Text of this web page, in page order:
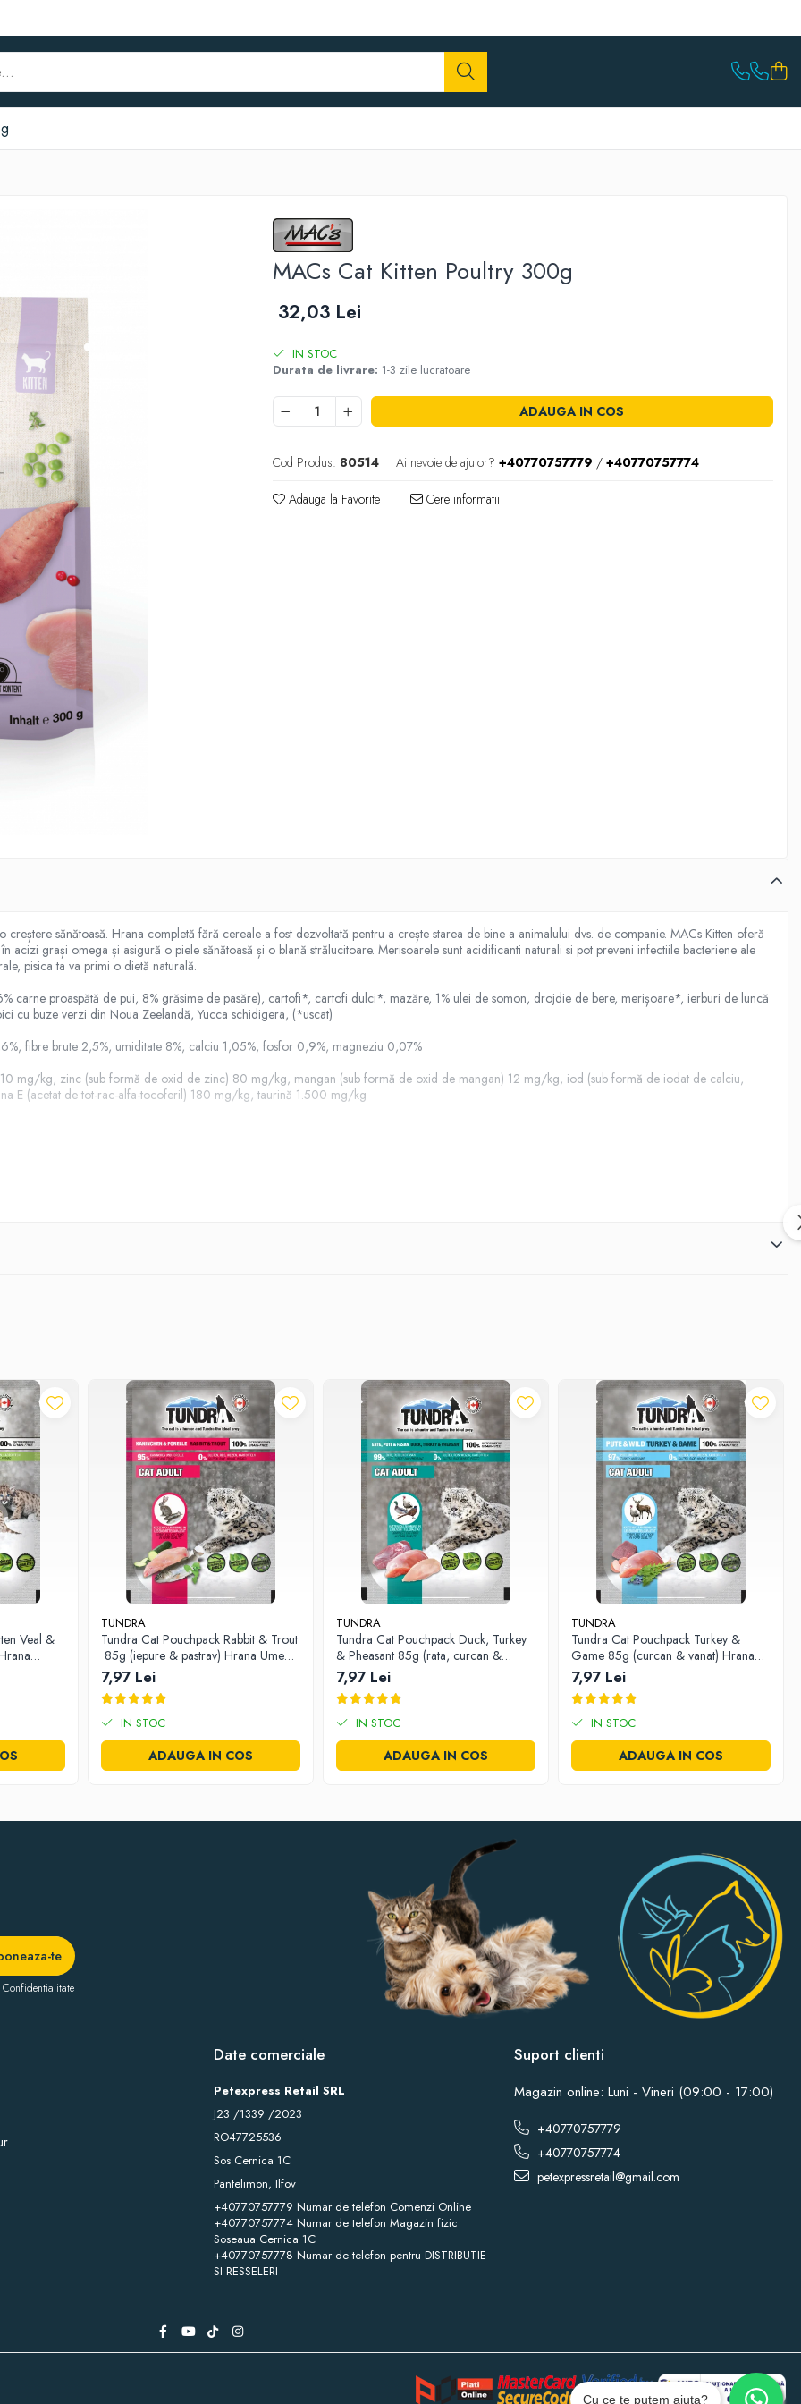
MACs Cat Kitten Poultry 300g
32,03 Lei
IN STOC
Durata de livrare: 1-3 zile lucratoare
ADAUGA IN COS
Cod Produs: 80514 Ai nevoie de ajutor? +40770757779 / +40770757774
Adauga la Favorite Cere informatii
sănătoasă. Hrana completă fără cereale a fost dezvoltată pentru a crește starea de bine a animalului dvs. de companie. MACs Kitten oferă
grași omega și asigură o piele sănătoasă și o blană strălucitoare. Merisoarele sunt acidificanti naturali si pot preveni infectiile bacteriene ale
pisica ta va primi o dietă naturală.
carne proaspătă de pui, 8% grăsime de pasăre), cartofi*, cartofi dulci*, mazăre, 1% ulei de somon, drojdie de bere, merișoare*, ierburi de luncă
cu buze verzi din Noua Zeelandă, Yucca schidigera, (*uscat)
fibre brute 2,5%, umiditate 8%, calciu 1,05%, fosfor 0,9%, magneziu 0,07%
mg/kg, zinc (sub formă de oxid de zinc) 80 mg/kg, mangan (sub formă de oxid de mangan) 12 mg/kg, iod (sub formă de iodat de calciu,
E (acetat de tot-rac-alfa-tocoferil) 180 mg/kg, taurină 1.500 mg/kg
1C, Pantelimon, Ilfov, Tel: 0770 757 774, CO: RO-IF0286
Veal &
TUNDRA
Tundra Cat Pouchpack Rabbit & Trout
85g (iepure & pastrav) Hrana Umeda
Pisici
7,97 Lei
IN STOC
ADAUGA IN COS
TUNDRA
Tundra Cat Pouchpack Duck, Turkey
& Pheasant 85g (rata, curcan &
fazan) Hrana Umeda Pisici
7,97 Lei
IN STOC
ADAUGA IN COS
TUNDRA
Tundra Cat Pouchpack Turkey &
Game 85g (curcan & vanat) Hrana
Umeda Pisici
7,97 Lei
IN STOC
ADAUGA IN COS
Date comerciale
Petexpress Retail SRL
J23 /1339 /2023
RO47725536
Sos Cernica 1C
Pantelimon, Ilfov
+40770757779 Numar de telefon Comenzi Online
+40770757774 Numar de telefon Magazin fizic
Soseaua Cernica 1C
+40770757778 Numar de telefon pentru DISTRIBUTIE
SI RESSELERI
Suport clienti
Magazin online: Luni - Vineri (09:00 - 17:00)
+40770757779
+40770757774
petexpressretail@gmail.com
Cu ce te putem ajuta?